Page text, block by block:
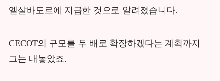
엘살바도르에 지급한 것으로 알려졌습니다.
CECOT의 규모를 두 배로 확장하겠다는 계획까지
그는 내놓았죠.